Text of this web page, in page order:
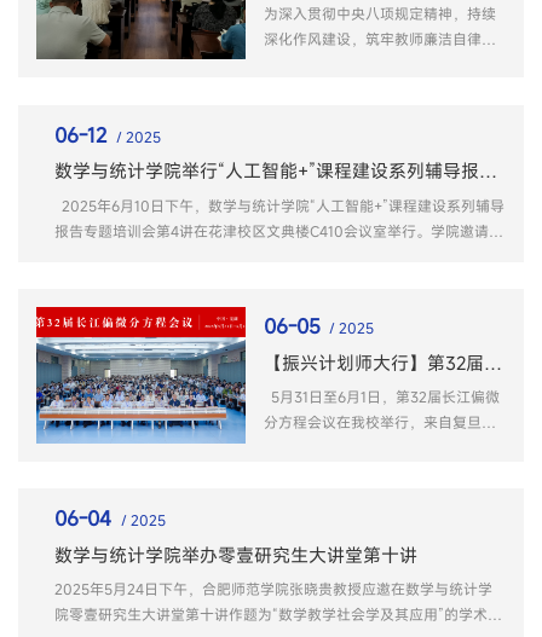
为深入贯彻中央八项规定精神，持续
深化作风建设，筑牢教师廉洁自律思
旦大学建校120周年的贺信》以及《习
的重要指示精神》。全体教职工参加
会议。院...
06-12 / 2025
数学与统计学院举行“人工智能+”课程建设系列辅导报告 专题培训会第4讲
2025年6月10日下午，数学与统计学院“人工智能+”课程建设系列辅导
报告专题培训会第4讲在花津校区文典楼C410会议室举行。学院邀请到
会由院长汤敏主持，各系部主任、专业负责人、专业...
06-05 / 2025
【振兴计划师大行】第32届长江偏微分方程会议在我校举行
5月31日至6月1日，第32届长江偏微
分方程会议在我校举行，来自复旦大
参会，论坛由数学与统计学院承办。
峰，数学与统计学院院长汤敏出席开
幕式并讲话...
06-04 / 2025
数学与统计学院举办零壹研究生大讲堂第十讲
2025年5月24日下午，合肥师范学院张晓贵教授应邀在数学与统计学
院零壹研究生大讲堂第十讲作题为“数学教学社会学及其应用”的学术报